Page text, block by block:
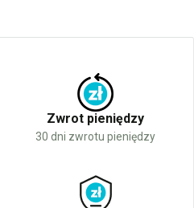
Zwrot pieniędzy
30 dni zwrotu pieniędzy